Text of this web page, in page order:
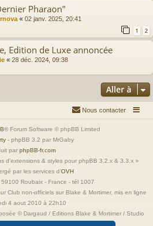
Pharaon"
« 02 janv. 2025, 20:41
1 2
Edition de Luxe annoncée
« 28 déc. 2024, 09:38
Aller à
Nous contacter
® Forum Software © phpBB Limited
- phpBB 3.2 par MrGaby
par phpBB-fr.com
d'extensions & styles pour phpBB 3.2.x & 3.3.x »
par les services d’OVH
Roubaix - France - tél 1007
Club non-officiels sur Blake & Mortimer, mis en ligne
4 aout 2010 à 22h10
© Dargaud / Editions Blake & Mortimer / Studio